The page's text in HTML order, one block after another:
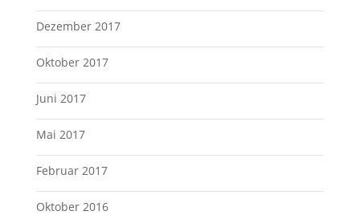
Dezember 2017
Oktober 2017
Juni 2017
Mai 2017
Februar 2017
Oktober 2016